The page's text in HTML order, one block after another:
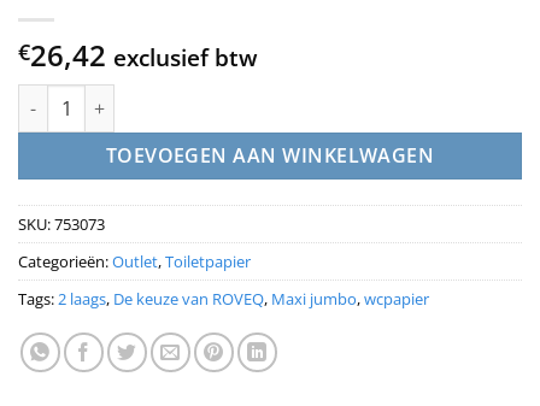
€26,42 exclusief btw
Toiletpapier Jumborol maxi 2 laags 380m 6 rol cellulose aantal
TOEVOEGEN AAN WINKELWAGEN
SKU:753073
Categorieën:Outlet,Toiletpapier
Tags:2 laags, De keuze van ROVEQ, Maxi jumbo,wcpapier